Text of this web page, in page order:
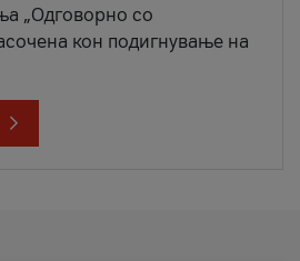
„Одговорно со
кон подигнување на